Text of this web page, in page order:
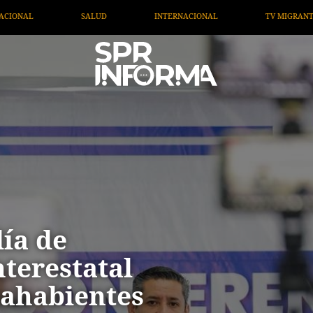
INTERNACIONAL TV MIGRANTE INFORMA OPINIÓN
de